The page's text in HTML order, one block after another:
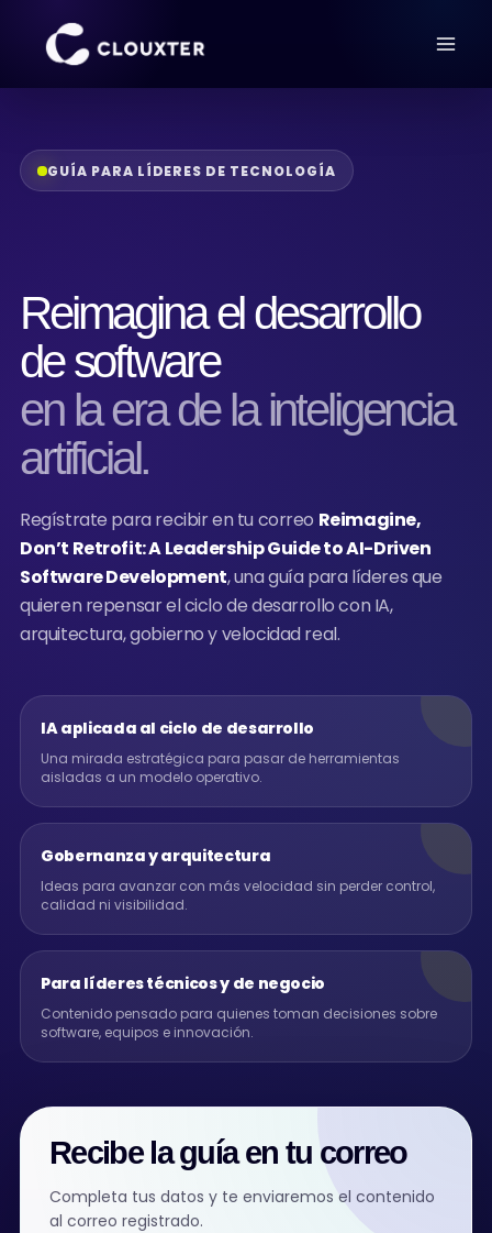
GUÍA PARA LÍDERES DE TECNOLOGÍA
Reimagina el desarrollo
de software
en la era de la inteligencia
artificial.
Regístrate para recibir en tu correo Reimagine,
Don’t Retrofit: A Leadership Guide to AI-Driven
Software Development, una guía para líderes que
quieren repensar el ciclo de desarrollo con IA,
arquitectura, gobierno y velocidad real.
IA aplicada al ciclo de desarrollo
Una mirada estratégica para pasar de herramientas
aisladas a un modelo operativo.
Gobernanza y arquitectura
Ideas para avanzar con más velocidad sin perder control,
calidad ni visibilidad.
Para líderes técnicos y de negocio
Contenido pensado para quienes toman decisiones sobre
software, equipos e innovación.
Recibe la guía en tu correo
Completa tus datos y te enviaremos el contenido
al correo registrado.